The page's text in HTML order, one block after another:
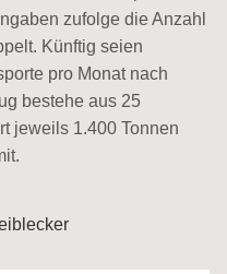
zufolge die Anzahl
Künftig seien
pro Monat nach
bestehe aus 25
jeweils 1.400 Tonnen